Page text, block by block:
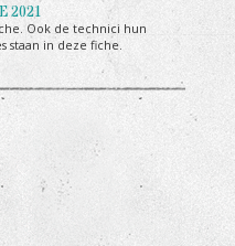
2021
Ook de technici hun
staan in deze fiche.